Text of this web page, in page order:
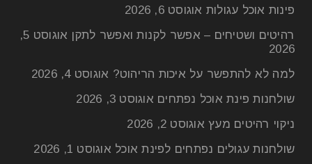
קיר דקורטיבי לטלוויזיה
11
אפר
פינות אוכל עגולות אוגוסט 6, 2026
רהיטים ושטיחים – אפשר לקנות ואפשר לתקן
אוגוסט 5,
2026
למה לא להתפשר על איכות הריהוט? אוגוסט 4, 2026
שולחנות פינת אוכל נפתחים אוגוסט 3, 2026
ניקוי רהיטים מעץ אוגוסט 2, 2026
שולחנות עגולים נפתחים לפינת אוכל אוגוסט 1, 2026